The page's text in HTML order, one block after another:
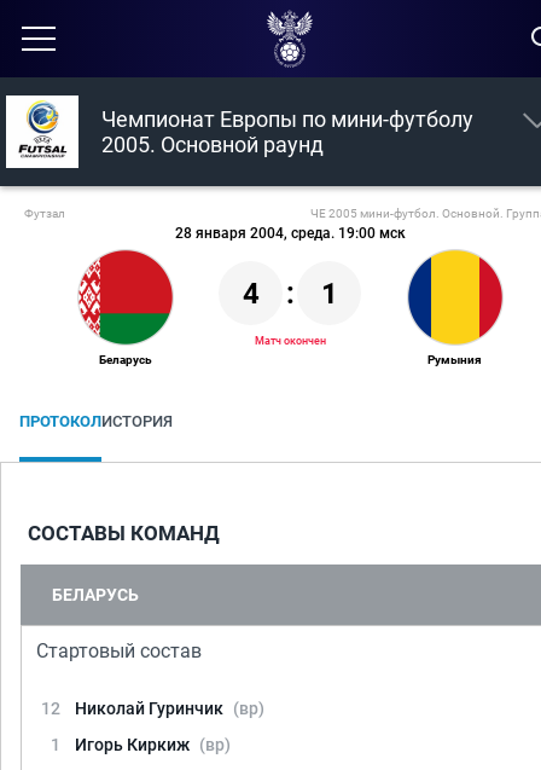
Чемпионат Европы по мини-футболу
2005. Основной раунд
Футзал
28 января 2004, среда. 19:00 мск
ЧЕ 2005 мини-футбол. Основной.
Беларусь
4 : 1
Матч окончен
Румыния
ПРОТОКОЛИСТОРИЯ
СОСТАВЫ КОМАНД
БЕЛАРУСЬ
Стартовый состав
12 Николай Гуринчик (вр)
1
Игорь Киркиж (вр)